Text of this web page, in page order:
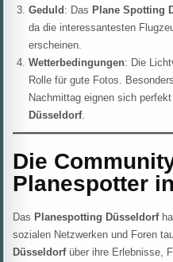
Geduld : Das Plane Spotting
da die interessantesten
erscheinen.
Wetterbedingungen: Die
Rolle für gute Fotos.
Nachmittag eignen sich
Düsseldorf.
Die
Planespotter
Das Planespotting Düsseldorf
sozialen Netzwerken und Foren
Düsseldorfüber ihre Erlebnisse,